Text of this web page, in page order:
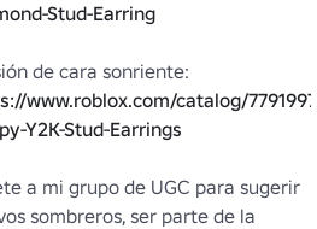
Stud-Earring
www.roblox.com/catalog/
Y2K-Stud-Earrings
a mi grupo de UGC para sugerir
sombreros, ser parte de la